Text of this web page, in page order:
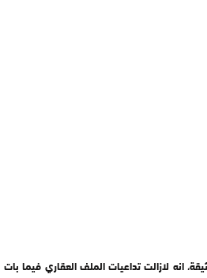
انه لازالت تداعيات الملف العقاري فيما بات